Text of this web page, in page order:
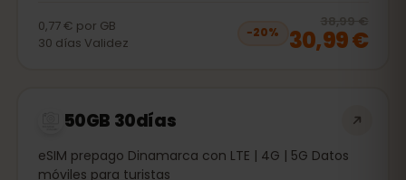
0,77 € por GB
30 días Validez
−20%
38,99 €
30,99 €
50GB 30días
eSIM prepago Dinamarca con LTE | 4G | 5G Datos
móviles para turistas